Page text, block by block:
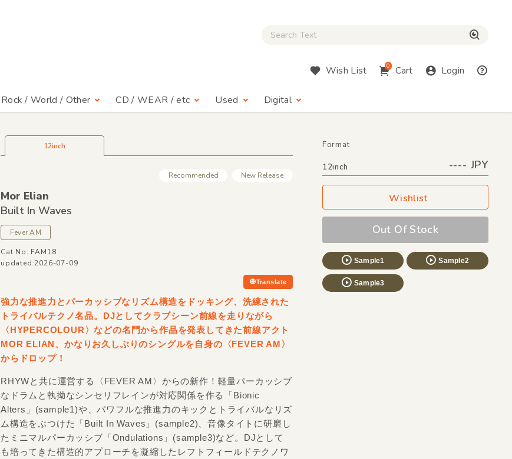
Close Search box
Wish List 0 Cart Login
Rock / World / Other CD / WEAR / etc Used Digital
12inch
Recommended New Release
Mor Elian
Built In Waves
Fever AM
Cat No: FAM18
updated:2026-07-09
Translate
Format
12inch ---- JPY
Wishlist
Out Of Stock
Sample1 Sample2
Sample3
強力な推進力とパーカッシブなリズム構造をドッキング、洗練された
トライバルテクノ名品。DJとしてクラブシーン前線を走りながら
〈HYPERCOLOUR〉などの名門から作品を発表してきた前線アクト
MOR ELIAN、かなりお久しぶりのシングルを自身の〈FEVER AM〉
からドロップ！
RHYWと共に運営する〈FEVER AM〉からの新作！軽量パーカッシブ
なドラムと執拗なシンセリフレインが対応関係を作る「Bionic
Alters」(sample1)や、パワフルな推進力のキックとトライバルなリズ
ム構造をぶつけた「Built In Waves」(sample2)、音像タイトに研磨し
たミニマルパーカッシブ「Ondulations」(sample3)など。DJとして
も培ってきた構造的アプローチを凝縮したレフトフィールドテクノワ